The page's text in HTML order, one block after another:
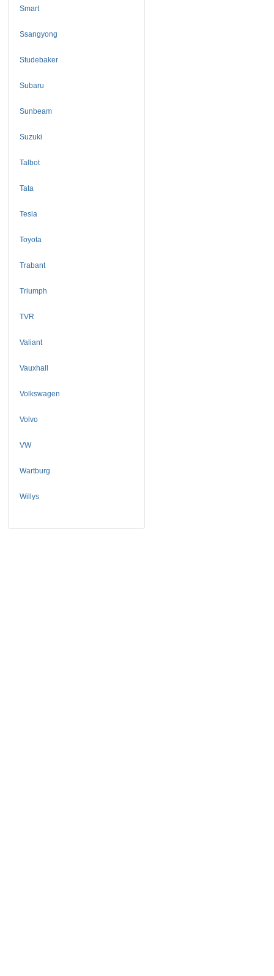
Smart
Ssangyong
Studebaker
Subaru
Sunbeam
Suzuki
Talbot
Tata
Tesla
Toyota
Trabant
Triumph
TVR
Valiant
Vauxhall
Volkswagen
Volvo
VW
Wartburg
Willys